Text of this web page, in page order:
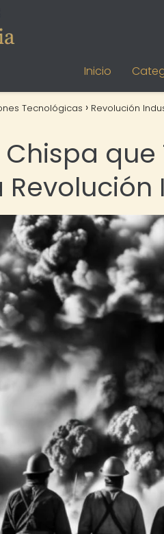
Inicio
Tecnológicas Revolución
Revolución